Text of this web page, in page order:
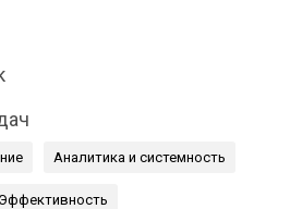
Аналитика и системность
Эффективность